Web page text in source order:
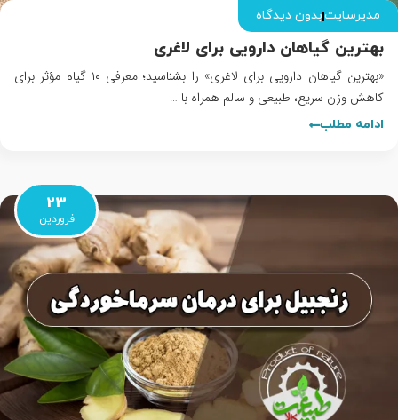
مدیرسایتبدون دیدگاه
بهترین گیاهان دارویی برای لاغری
«بهترین گیاهان دارویی برای لاغری» را بشناسید؛ معرفی ۱۰ گیاه مؤثر برای
کاهش وزن سریع، طبیعی و سالم همراه با …
ادامه مطلب
23
فروردین